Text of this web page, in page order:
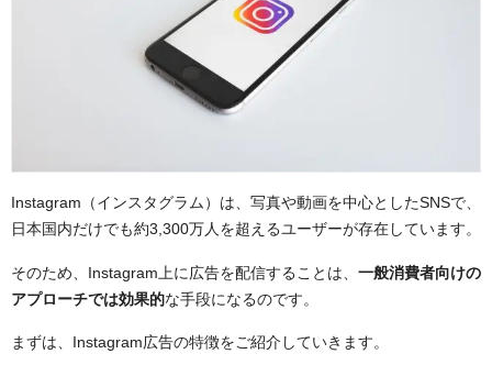
Instagram広告の4つの課金形態
【CPM】表示課金
【CPC】クリック課金
【CPI】インストール課金
Instagram広告の費用目安
3つの視点から見るInstagram広告の費用相場
自社で行う場合
広告代理店に依頼する場合
Instagram（インスタグラム）は、写真や動画を中心としたSNSで、
日本国内だけでも約3,300万人を超えるユーザーが存在しています。
そのため、Instagram上に広告を配信することは、 一般消費者向けの
アプローチでは効果的な手段になるのです。
まずは、Instagram広告の特徴をご紹介していきます。